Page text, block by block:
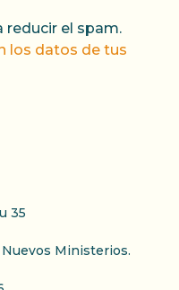
reducir el spam.
los datos de tus
35
Ministerios.